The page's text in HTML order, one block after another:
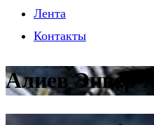
Лента
Контакты
Алиев Энвер